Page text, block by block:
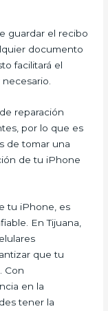
guardar el recibo
documento
facilitará el
reparación
por lo que es
de tomar una
de tu iPhone
tu iPhone, es
En Tijuana,
que tu
Con
en la
tener la